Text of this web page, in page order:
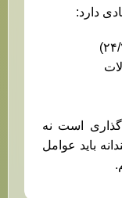
دارد:
است نه
باید عوامل